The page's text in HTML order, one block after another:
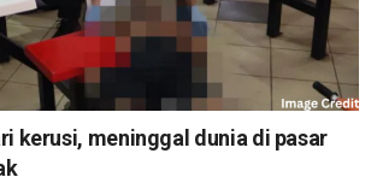
kerusi, meninggal dunia di pasar